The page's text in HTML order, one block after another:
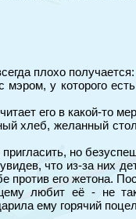
плохо
мэром, у которого
его в какой-то
хлеб, желанный
но
что из-за них
его жетона.
любит её - не
ему горячий